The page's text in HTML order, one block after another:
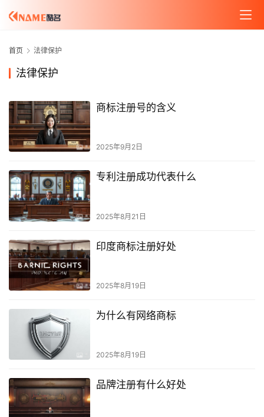
首页 法律保护
法律保护
商标注册号的含义
2025年9月2日
专利注册成功代表什么
2025年8月21日
印度商标注册好处
2025年8月19日
为什么有网络商标
2025年8月19日
品牌注册有什么好处